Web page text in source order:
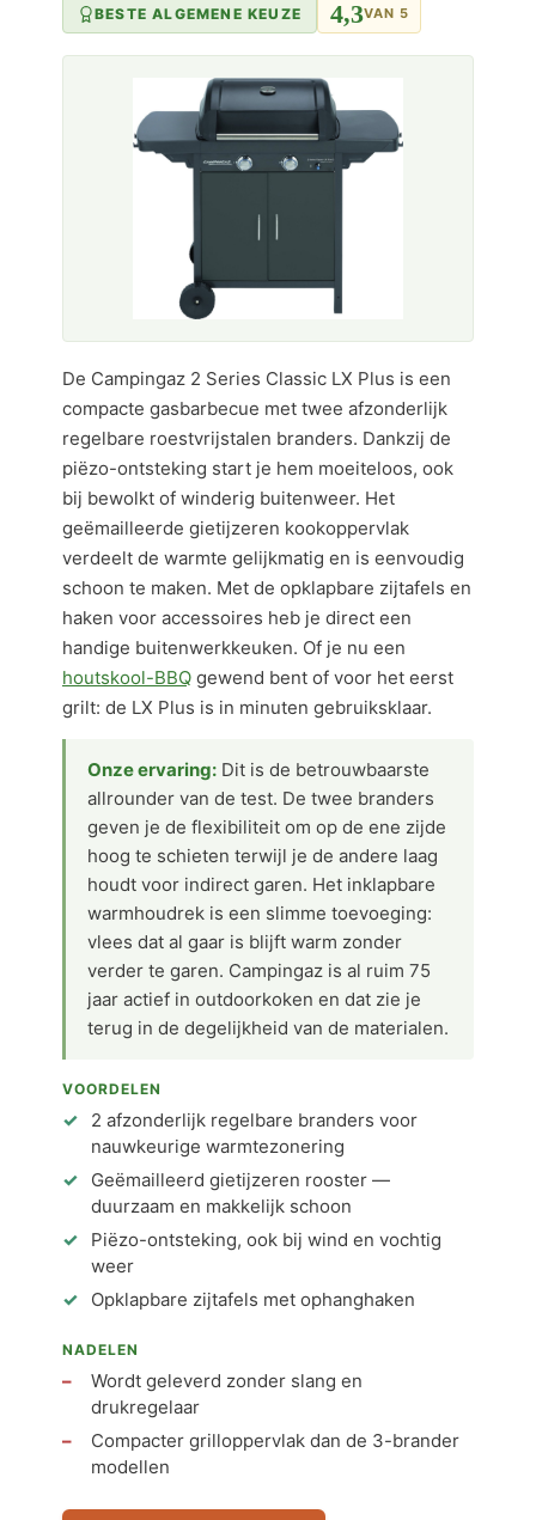
BESTE ALGEMENE KEUZE 4,3VAN 5
De Campingaz 2 Series Classic LX Plus is een
compacte gasbarbecue met twee afzonderlijk
regelbare roestvrijstalen branders. Dankzij de
piëzo-ontsteking start je hem moeiteloos, ook
bij bewolkt of winderig buitenweer. Het
geëmailleerde gietijzeren kookoppervlak
verdeelt de warmte gelijkmatig en is eenvoudig
schoon te maken. Met de opklapbare zijtafels en
haken voor accessoires heb je direct een
handige buitenwerkkeuken. Of je nu een
houtskool-BBQ gewend bent of voor het eerst
grilt: de LX Plus is in minuten gebruiksklaar.
Onze ervaring: Dit is de betrouwbaarste
allrounder van de test. De twee branders
geven je de flexibiliteit om op de ene zijde
hoog te schieten terwijl je de andere laag
houdt voor indirect garen. Het inklapbare
warmhoudrek is een slimme toevoeging:
vlees dat al gaar is blijft warm zonder
verder te garen. Campingaz is al ruim 75
jaar actief in outdoorkoken en dat zie je
terug in de degelijkheid van de materialen.
VOORDELEN
2 afzonderlijk regelbare branders voor
nauwkeurige warmtezonering
Geëmailleerd gietijzeren rooster —
duurzaam en makkelijk schoon
Piëzo-ontsteking, ook bij wind en vochtig
weer
Opklapbare zijtafels met ophanghaken
NADELEN
Wordt geleverd zonder slang en
drukregelaar
Compacter grilloppervlak dan de 3-brander
modellen